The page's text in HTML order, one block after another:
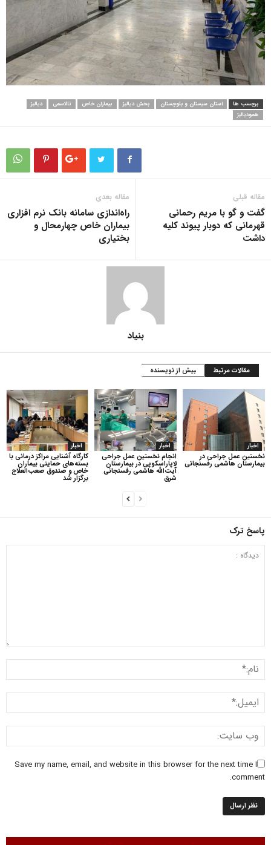
برچسب ها استان سیستان و بلوچستان بخش دیالیز بیماران خاص تالاسمی
دیالیز
همودیالیز
مقاله قبلی
گفت و گو با مریم رحمانی
قهرمانی که دوبار پیوند کلیه
داشت
مقاله بعدی
راه‌اندازی سامانه بانک نرم افزاری
بیماران خاص چهارمحال و
بختیاری
بنیاد
مقالات مرتبط بیش از نویسنده
اخبار
کارگاه آشنایی مراکز درمانی با
بسته‌های حمایتی بیماران
خاص و صندوق صعب‌العلاج
برگزار شد
اخبار
انجام نخستین عمل جراحی
لاپاراسکوپی در بیمارستان
آیت‌الله هاشمی رفسنجانی
شرق
اخبار
نخستین عمل جراحی در
بیمارستان هاشمی رفسنجانی
پاسخ ترک
Save my name, email, and website in this browser for the next time I
comment.